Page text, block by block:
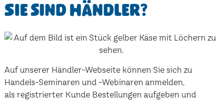
Sie sind Händler?
Auf unserer Händler-Webseite können Sie sich zu
Handels-Seminaren und -Webinaren anmelden,
als registrierter Kunde Bestellungen aufgeben und